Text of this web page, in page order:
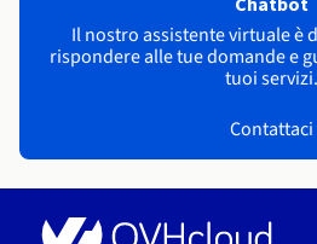
Il nostro assistente virtuale è
rispondere alle tue domande e
tuoi servizi.
Contattaci